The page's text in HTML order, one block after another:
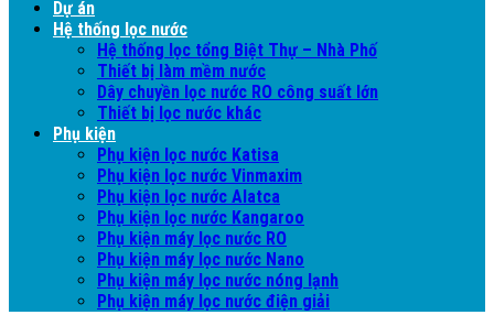
Dự án
Hệ thống lọc nước
Hệ thống lọc tổng Biệt Thự – Nhà Phố
Thiết bị làm mềm nước
Dây chuyền lọc nước RO công suất lớn
Thiết bị lọc nước khác
Phụ kiện
Phụ kiện lọc nước Katisa
Phụ kiện lọc nước Vinmaxim
Phụ kiện lọc nước Alatca
Phụ kiện lọc nước Kangaroo
Phụ kiện máy lọc nước RO
Phụ kiện máy lọc nước Nano
Phụ kiện máy lọc nước nóng lạnh
Phụ kiện máy lọc nước điện giải